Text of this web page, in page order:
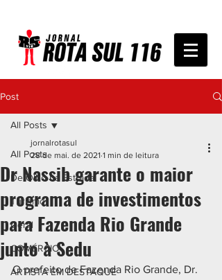
Post
All Posts
De Olho na Estrada
Turismo
Geral
COMÉRCIO
ARTISTA EM DESTAQUE
All Posts
Dr Nassib garante o maior
programa de investimentos
para Fazenda Rio Grande
junto à Sedu
jornalrotasul
28 de mai. de 2021 1 min de leitura
O prefeito de Fazenda Rio Grande, Dr.